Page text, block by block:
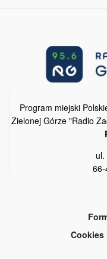
Program miejski
Zielonej Górze "Radio
ul.
66-